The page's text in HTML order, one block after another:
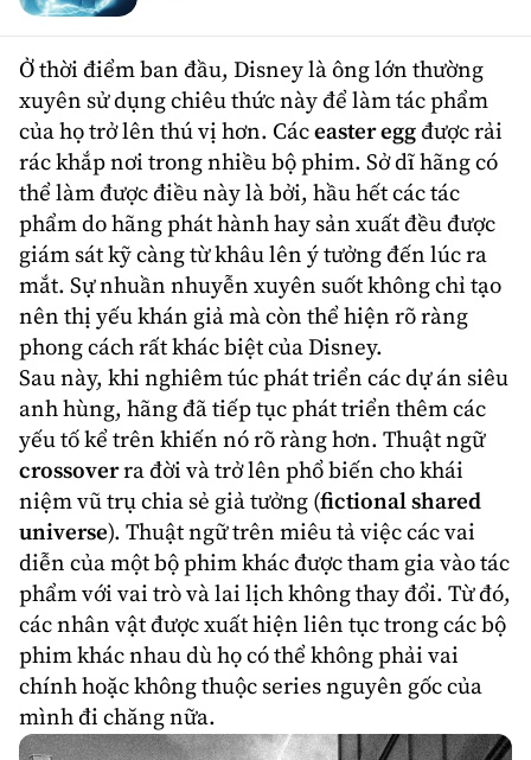
Ở thời điểm ban đầu, Disneylà ông lớn thường
xuyên sử dụng chiêu thức này để làm tác phẩm
của họ trở lên thú vị hơn. Cáceaster eggđược rải
rác khắp nơi trong nhiều bộ phim. Sở dĩ hãng có
thể làm được điều này là bởi, hầu hết các tác
phẩm do hãng phát hành hay sản xuất đều được
giám sát kỹ càng từ khâu lên ý tưởng đến lúc ra
mắt. Sự nhuần nhuyễn xuyên suốt không chỉ tạo
nên thị yếu khán giả mà còn thể hiện rõ ràng
phong cách rất khác biệt của Disney.
Sau này, khi nghiêm túc phát triển các dự án siêu
anh hùng, hãng đã tiếp tục phát triển thêm các
yếu tố kể trên khiến nó rõ ràng hơn. Thuật ngữ
crossoverra đời và trở lên phổ biến cho khái
niệmvũ trụ chia sẻ giảtưởng (fictional shared
universe). Thuật ngữ trên miêu tả việc các vai
diễn của một bộ phim khác được tham gia vào tác
phẩm với vai trò và lai lịch không thay đổi. Từ đó,
các nhân vật được xuất hiện liên tục trong các bộ
phim khác nhau dù họ có thể không phải vai
chính hoặc không thuộc series nguyên gốc của
mình đi chăng nữa.